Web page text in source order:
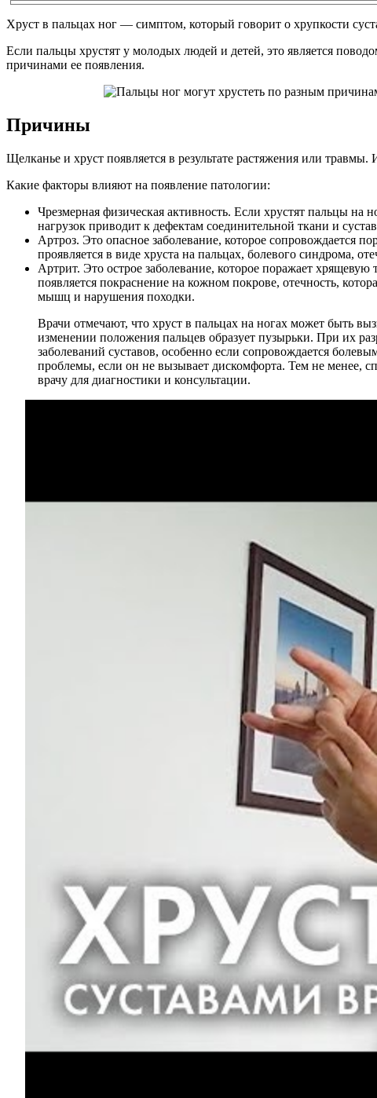
Хруст в пальцах ног — симптом, который говорит о хрупкости
Если пальцы хрустят у молодых людей и детей, это является
причинами ее появления.
Причины
Щелканье и хруст появляется в результате растяжения или
Какие факторы влияют на появление патологии:
Чрезмерная физическая активность. Если хрустят пальцы
нагрузок приводит к дефектам соединительной ткани и
Артроз. Это опасное заболевание, которое сопровождается
проявляется в виде хруста на пальцах, болевого синдрома,
Артрит. Это острое заболевание, которое поражает
появляется покраснение на кожном покрове, отечность,
мышц и нарушения походки.
Врачи отмечают, что хруст в пальцах на ногах может быть
изменении положения пальцев образует пузырьки. При их
заболеваний суставов, особенно если сопровождается
проблемы, если он не вызывает дискомфорта. Тем не менее,
врачу для диагностики и консультации.